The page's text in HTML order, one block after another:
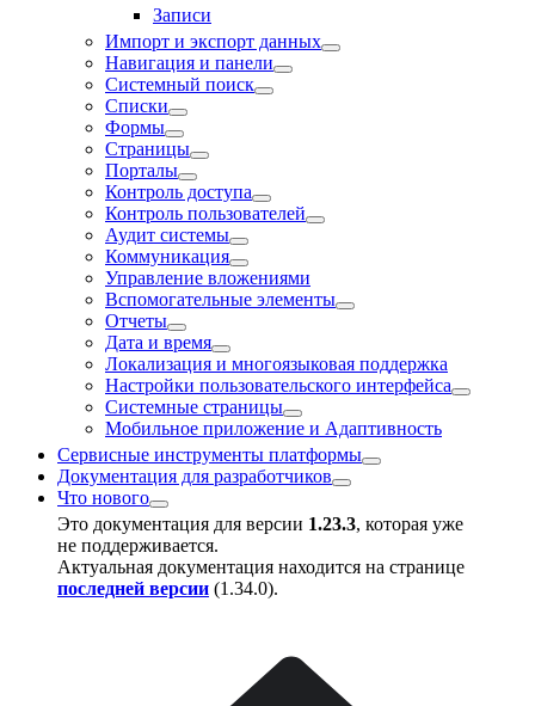
Записи
Импорт и экспорт данных
Навигация и панели
Системный поиск
Списки
Формы
Страницы
Порталы
Контроль доступа
Контроль пользователей
Аудит системы
Коммуникация
Управление вложениями
Вспомогательные элементы
Отчеты
Дата и время
Локализация и многоязыковая поддержка
Настройки пользовательского интерфейса
Системные страницы
Мобильное приложение и Адаптивность
Сервисные инструменты платформы
Документация для разработчиков
Что нового
Это документация для версии 1.23.3, которая уже
не поддерживается.
Актуальная документация находится на странице
последней версии (1.34.0).